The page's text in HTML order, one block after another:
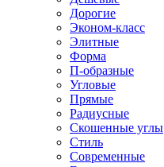
Дорогие
Эконом-класс
Элитные
Форма
П-образные
Угловые
Прямые
Радиусные
Скошенные углы
Стиль
Современные